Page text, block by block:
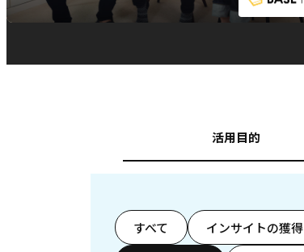
活用目的
すべて インサイトの獲得